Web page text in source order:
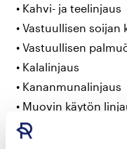
Kahvi- ja teelinjaus
Vastuullisen soijan
Vastuullisen
Kalalinjaus
Kananmunalinjaus
Muovin käytön
Metsäkatolinjaus